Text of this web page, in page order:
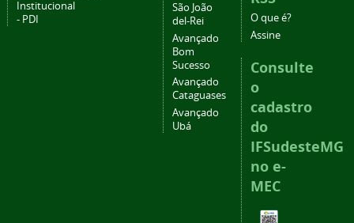
Institucional
- PDI
São João
del-Rei
Avançado
Bom
Sucesso
Avançado
Cataguases
Avançado
Ubá
O que é?
Assine
Consulte
o
cadastro
do
IFSudesteMG
no e-
MEC